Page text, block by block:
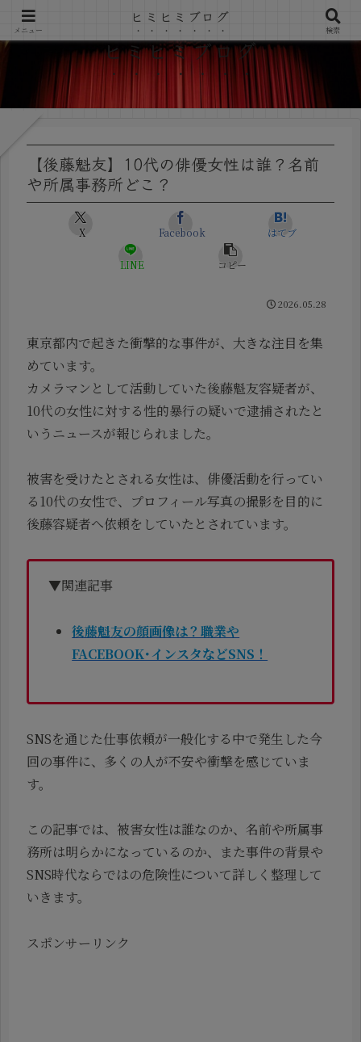
ヒミヒミブログ
【後藤魁友】10代の俳優女性は誰？名前
や所属事務所どこ？
X Facebook はてブ
LINE コピー
2026.05.28
東京都内で起きた衝撃的な事件が、大きな注目を集
めています。
カメラマンとして活動していた後藤魁友容疑者が、
10代の女性に対する性的暴行の疑いで逮捕されたと
いうニュースが報じられました。
被害を受けたとされる女性は、俳優活動を行ってい
る10代の女性で、プロフィール写真の撮影を目的に
後藤容疑者へ依頼をしていたとされています。
▼関連記事
後藤魁友の顔画像は？職業や
FACEBOOK･インスタなどSNS！
SNSを通じた仕事依頼が一般化する中で発生した今
回の事件に、多くの人が不安や衝撃を感じていま
す。
この記事では、被害女性は誰なのか、名前や所属事
務所は明らかになっているのか、また事件の背景や
SNS時代ならではの危険性について詳しく整理して
いきます。
スポンサーリンク
メニュー
ヒミヒミブログ
検索